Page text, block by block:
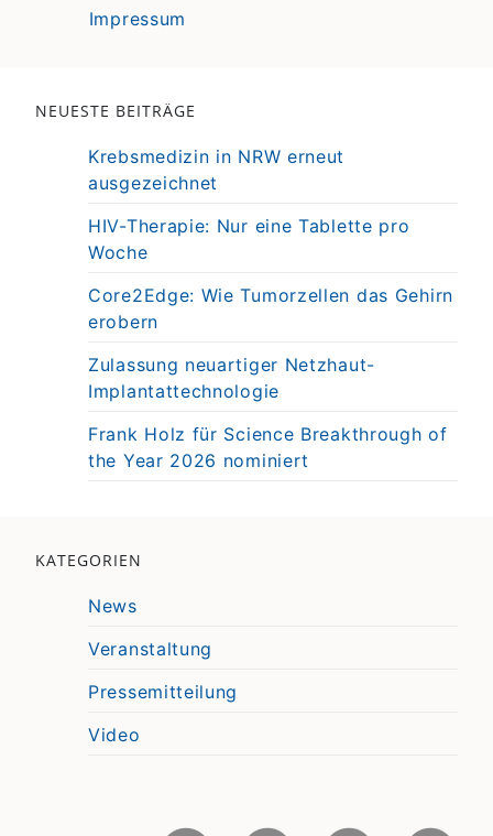
Impressum
NEUESTE BEITRÄGE
Krebsmedizin in NRW erneut
ausgezeichnet
HIV-Therapie: Nur eine Tablette pro
Woche
Core2Edge: Wie Tumorzellen das Gehirn
erobern
Zulassung neuartiger Netzhaut-
Implantattechnologie
Frank Holz für Science Breakthrough of
the Year 2026 nominiert
KATEGORIEN
News
Veranstaltung
Pressemitteilung
Video